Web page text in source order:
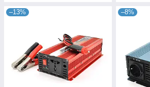
–13% –8%